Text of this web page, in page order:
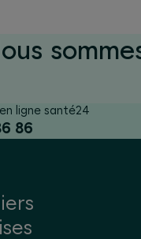
ligne santé24
86